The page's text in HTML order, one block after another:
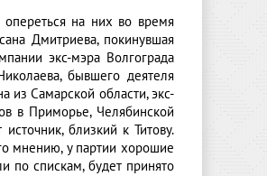
на них во время
Дмитриева, покинувшая
экс-мэра Волгограда
бывшего деятеля
из Самарской области, экс-
в Приморье, Челябинской
близкий к Титову.
мнению, у партии хорошие
по спискам, будет принято